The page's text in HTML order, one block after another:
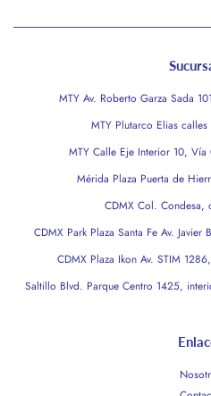
MTY Av. Roberto Garza Sada
MTY Plutarco Elias
MTY Calle Eje Interior 10,
Mérida Plaza Puerta de
CDMX Col. Condesa,
CDMX Park Plaza Santa Fe Av.
CDMX Plaza Ikon Av. STIM
Saltillo Blvd. Parque Centro 1425,